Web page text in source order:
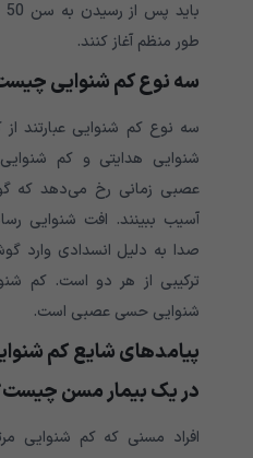
طور منظم آغاز کنند.
سه نوع کم شنوایی
سه نوع کم شنوایی عبارتند
شنوایی هدایتی و کم
عصبی زمانی رخ می‌‌‌‌‌‌‌‌‌‌‌‌‌‌‌‌‌‌‌‌‌‌‌‌‌‌‌‌‌‌‌‌‌‌‌‌‌دهد که
آسیب ببینند. افت شنوایی
صدا به دلیل انسدادی وارد
ترکیبی از هر دو است. کم
شنوایی حسی عصبی است.
پیامدهای شایع کم
در یک بیمار مسن
افراد مسنی که کم شنوایی